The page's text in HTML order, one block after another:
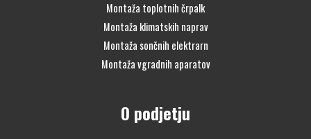
Montaža toplotnih črpalk
Montaža klimatskih naprav
Montaža sončnih elektrarn
Montaža vgradnih aparatov
O podjetju